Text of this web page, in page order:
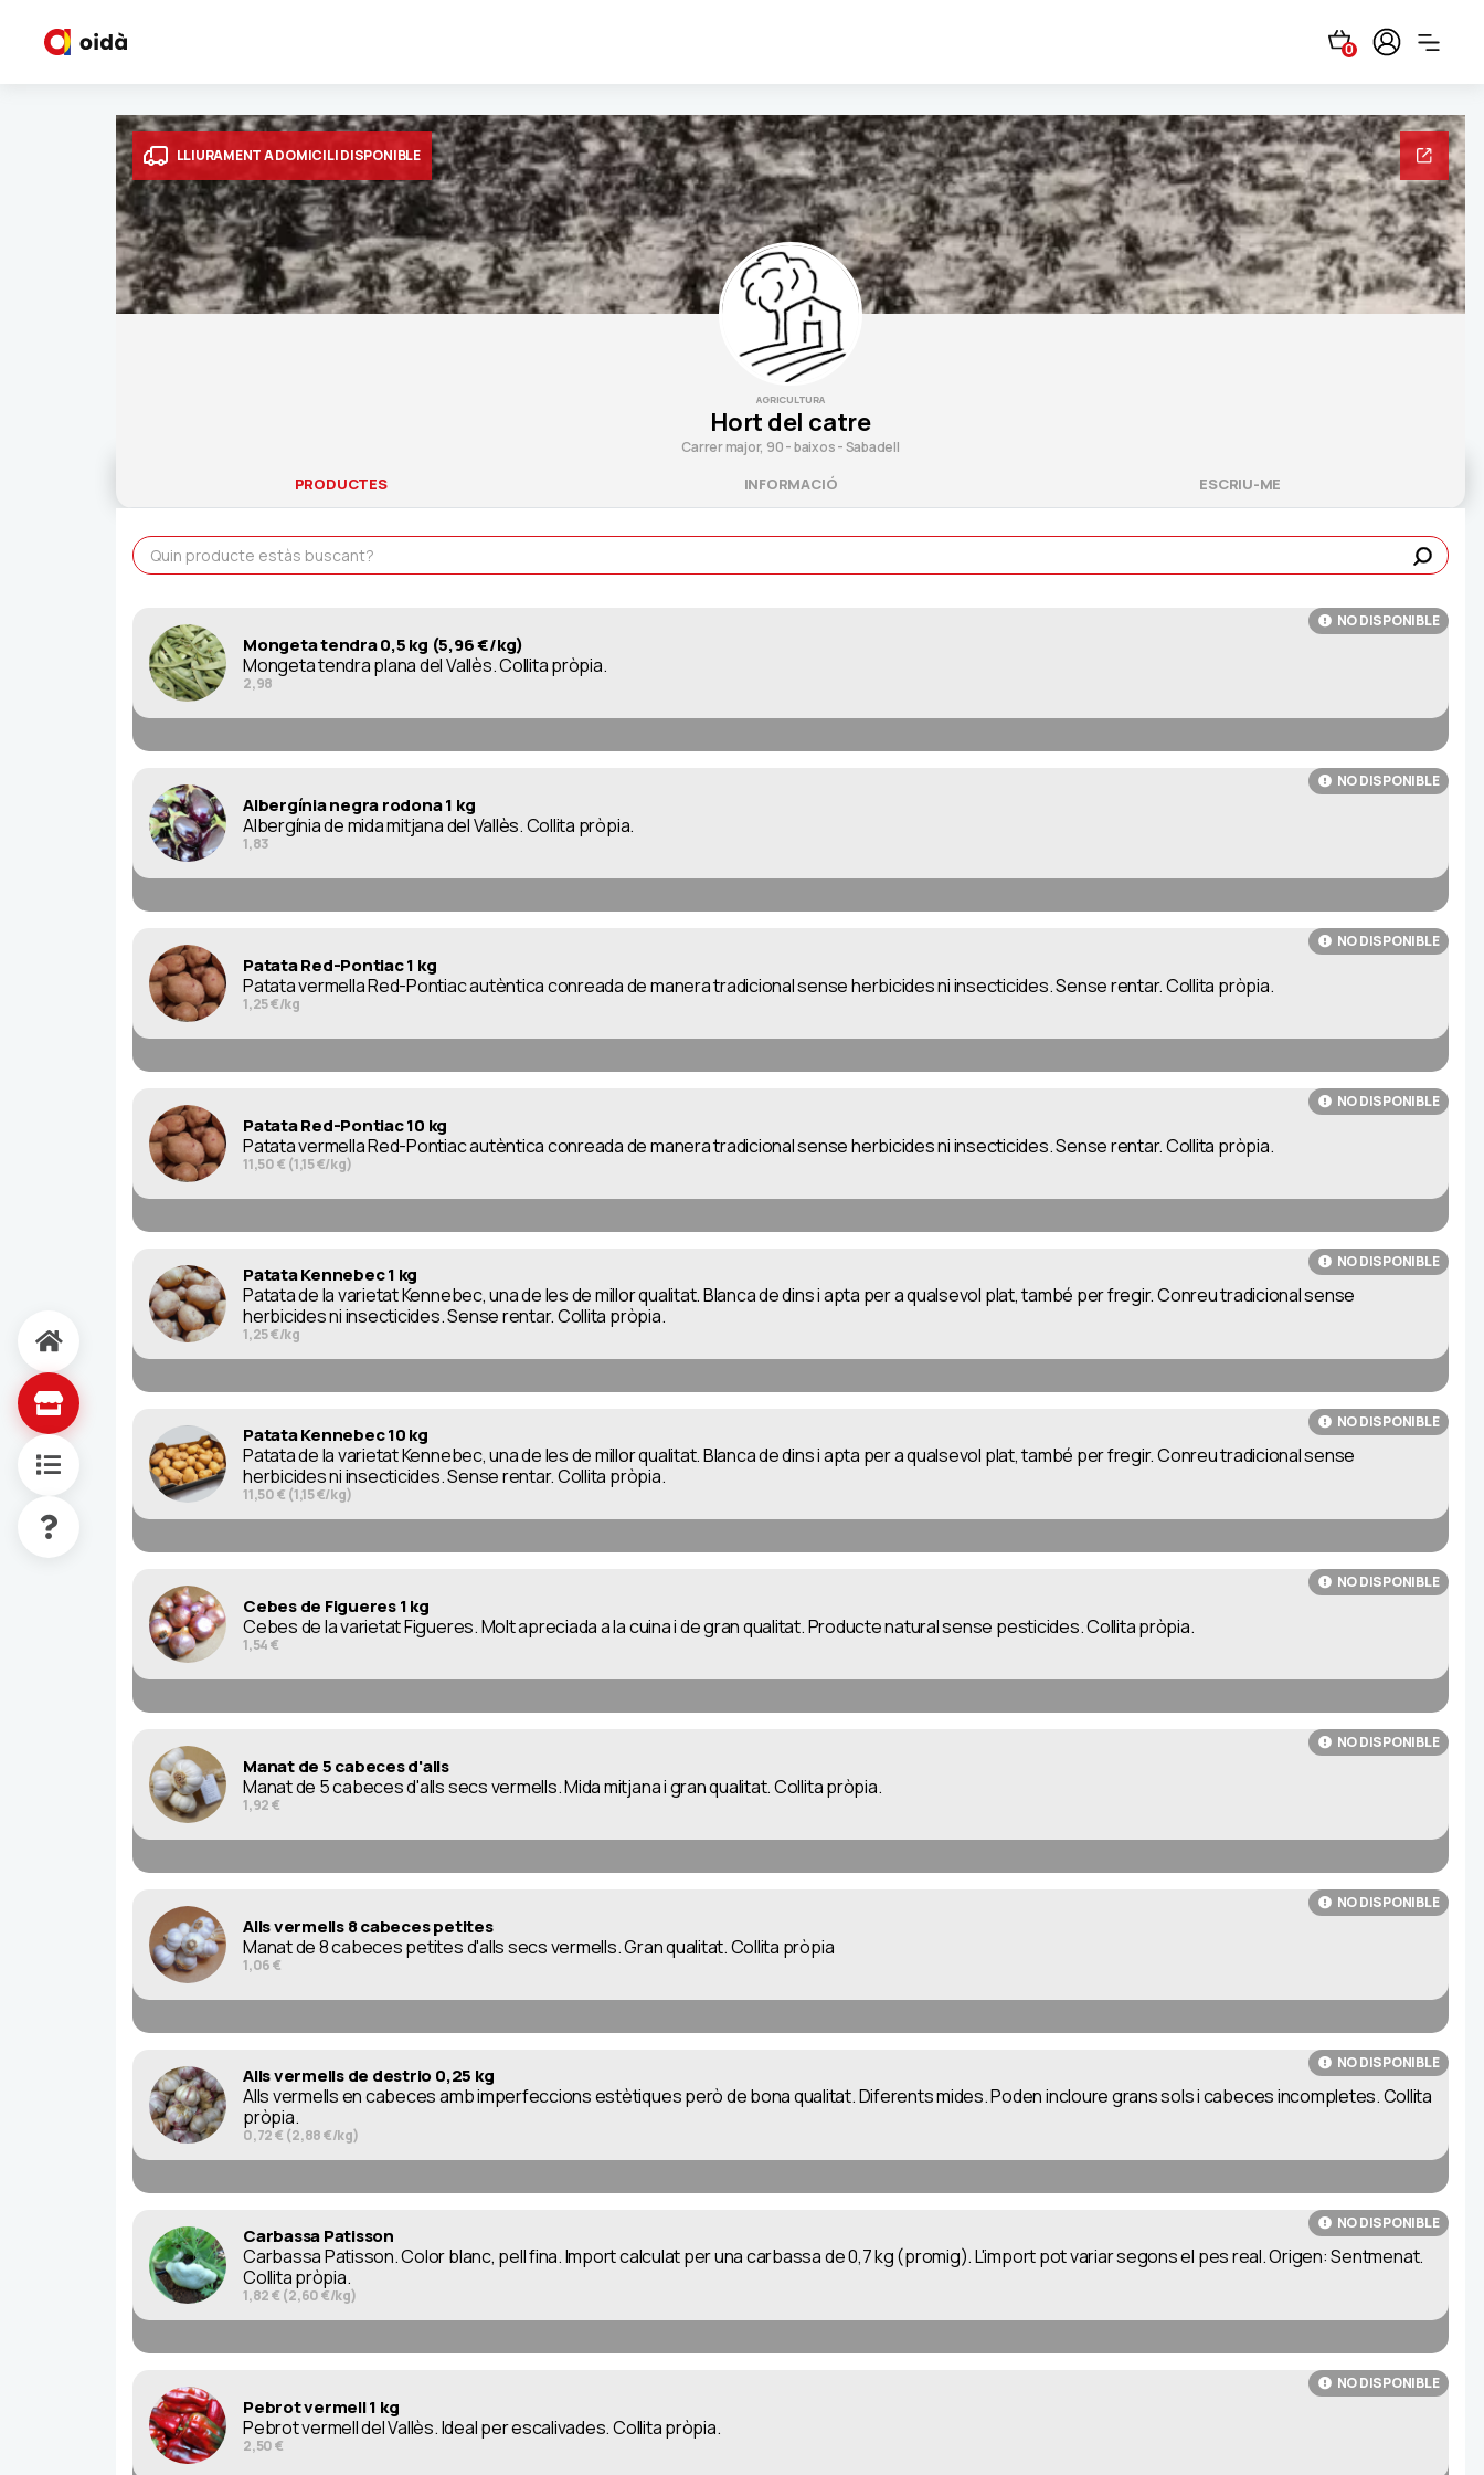
0
LLIURAMENT A DOMICILI DISPONIBLE
AGRICULTURA
Hort del catre
Carrer major, 90 - baixos - Sabadell
PRODUCTES INFORMACIÓ ESCRIU-ME
NO DISPONIBLE
Mongeta tendra 0,5 kg (5,96 €/kg)
Mongeta tendra plana del Vallès. Collita pròpia.
2,98
NO DISPONIBLE
Albergínia negra rodona 1 kg
Albergínia de mida mitjana del Vallès. Collita pròpia.
1,83
NO DISPONIBLE
Patata Red-Pontiac 1 kg
Patata vermella Red-Pontiac autèntica conreada de manera tradicional sense herbicides ni insecticides. Sense rentar. Collita pròpia.
1,25 €/kg
NO DISPONIBLE
Patata Red-Pontiac 10 kg
Patata vermella Red-Pontiac autèntica conreada de manera tradicional sense herbicides ni insecticides. Sense rentar. Collita pròpia.
11,50 € (1,15 €/kg)
NO DISPONIBLE
Patata Kennebec 1 kg
Patata de la varietat Kennebec, una de les de millor qualitat. Blanca de dins i apta per a qualsevol plat, també per fregir. Conreu tradicional sense
herbicides ni insecticides. Sense rentar. Collita pròpia.
1,25 €/kg
NO DISPONIBLE
Patata Kennebec 10 kg
Patata de la varietat Kennebec, una de les de millor qualitat. Blanca de dins i apta per a qualsevol plat, també per fregir. Conreu tradicional sense
herbicides ni insecticides. Sense rentar. Collita pròpia.
11,50 € (1,15 €/kg)
NO DISPONIBLE
Cebes de Figueres 1 kg
Cebes de la varietat Figueres. Molt apreciada a la cuina i de gran qualitat. Producte natural sense pesticides. Collita pròpia.
1,54 €
NO DISPONIBLE
Manat de 5 cabeces d'alls
Manat de 5 cabeces d'alls secs vermells. Mida mitjana i gran qualitat. Collita pròpia.
1,92 €
NO DISPONIBLE
Alls vermells 8 cabeces petites
Manat de 8 cabeces petites d'alls secs vermells. Gran qualitat. Collita pròpia
1,06 €
NO DISPONIBLE
Alls vermells de destrio 0,25 kg
Alls vermells en cabeces amb imperfeccions estètiques però de bona qualitat. Diferents mides. Poden incloure grans sols i cabeces incompletes. Collita
pròpia.
0,72 € (2,88 €/kg)
NO DISPONIBLE
Carbassa Patisson
Carbassa Patisson. Color blanc, pell fina. Import calculat per una carbassa de 0,7 kg (promig). L'import pot variar segons el pes real. Origen: Sentmenat.
Collita pròpia.
1,82 € (2,60 €/kg)
NO DISPONIBLE
Pebrot vermell 1 kg
Pebrot vermell del Vallès. Ideal per escalivades. Collita pròpia.
2,50 €